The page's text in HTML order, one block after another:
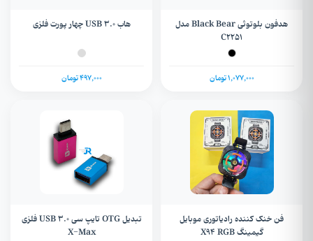
هدفون بلوتوثی Black Bear مدل
C2251
1,077,000 تومان
هاب USB 3.0 چهار پورت فلزی
497,000 تومان
فن خنک کننده رادیاتوری موبایل
گیمینگ X94 RGB
تبدیل OTG تایپ سی USB 3.0 فلزی
X-Max